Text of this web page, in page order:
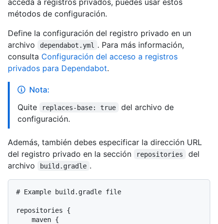
métodos de configuración.
Define la configuración del registro privado en un
archivo
dependabot.yml
. Para más información,
consulta Configuración del acceso a registros
privados para Dependabot.
Nota:
Quite
replaces-base: true
del archivo de
configuración.
Además, también debes especificar la dirección URL
del registro privado en la sección
repositories
del
archivo
build.gradle .
# Example build.gradle file
repositories {